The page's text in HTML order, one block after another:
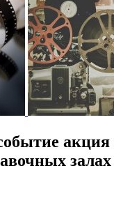
акция